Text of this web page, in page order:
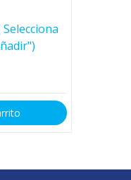
Selecciona